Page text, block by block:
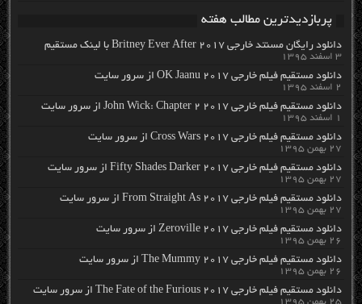
پربازدیدترین مطالب هفته
دانلود رایگان مسنتد خارجی Britney Ever After 2017 با لینک مستقیم
۳ اسفند ۱۳۹۵
دانلود مستقیم فیلم خارجی OK Jaanu 2017 از سرور سایت
۲ اسفند ۱۳۹۵
دانلود مستقیم فیلم خارجی John Wick: Chapter 2 2017 از سرور سایت
۱ اسفند ۱۳۹۵
دانلود مستقیم فیلم خارجی Cross Wars 2017 از سرور سایت
۲۷ بهمن ۱۳۹۵
دانلود مستقیم فیلم خارجی Fifty Shades Darker 2017 از سرور سایت
۲۷ بهمن ۱۳۹۵
دانلود مستقیم فیلم خارجی From Straight As 2017 از سرور سایت
۲۷ بهمن ۱۳۹۵
دانلود مستقیم فیلم خارجی Zeroville 2017 از سرور سایت
۲۶ بهمن ۱۳۹۵
دانلود مستقیم فیلم خارجی The Mummy 2017 از سرور سایت
۲۶ بهمن ۱۳۹۵
دانلود مستقیم فیلم خارجی The Fate of the Furious 2017 از سرور سایت